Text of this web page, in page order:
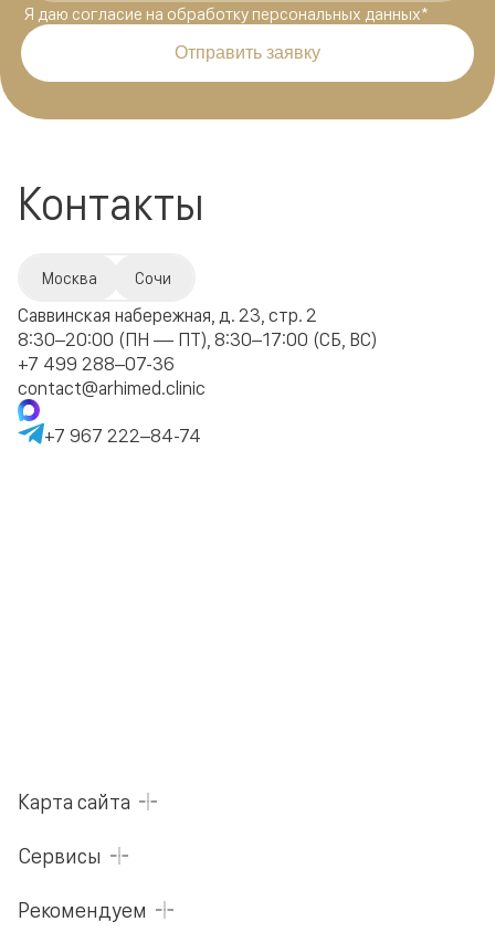
Я даю согласие на обработку персональных данных*
Отправить заявку
Контакты
Москва Сочи
Саввинская набережная, д. 23, стр. 2
8:30–20:00 (ПН — ПТ), 8:30–17:00 (СБ, ВС)
+7 499 288–07-36
contact@arhimed.clinic
+7 967 222–84-74
Карта сайта
Сервисы
Рекомендуем